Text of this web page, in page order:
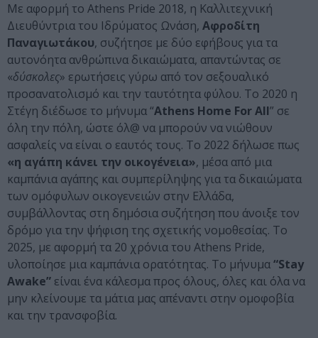
Με αφορμή το Athens Pride 2018, η Καλλιτεχνική
Διευθύντρια του Ιδρύματος Ωνάση, Αφροδίτη
Παναγιωτάκου, συζήτησε με δύο εφήβους για τα
αυτονόητα ανθρώπινα δικαιώματα, απαντώντας σε
«δύσκολες» ερωτήσεις γύρω από τον σεξουαλικό
προσανατολισμό και την ταυτότητα φύλου. Το 2020 η
Στέγη διέδωσε το μήνυμα “Athens Home For All” σε
όλη την πόλη, ώστε όλ@ να μπορούν να νιώθουν
ασφαλείς να είναι ο εαυτός τους. Το 2022 δήλωσε πως
«η αγάπη κάνει την οικογένεια», μέσα από μια
καμπάνια αγάπης και συμπερίληψης για τα δικαιώματα
των ομόφυλων οικογενειών στην Ελλάδα,
συμβάλλοντας στη δημόσια συζήτηση που άνοιξε τον
δρόμο για την ψήφιση της σχετικής νομοθεσίας. Το
2025, με αφορμή τα 20 χρόνια του Athens Pride,
υλοποίησε μια καμπάνια ορατότητας. Το μήνυμα“Stay
Awake” είναι ένα κάλεσμα προς όλους, όλες και όλα να
μην κλείνουμε τα μάτια μας απέναντι στην ομοφοβία
και την τρανσφοβία.